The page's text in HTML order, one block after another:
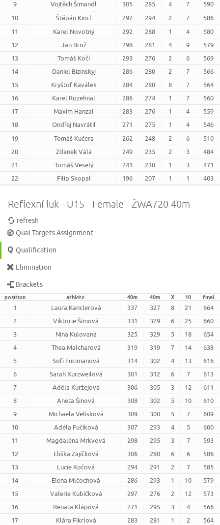
9
Vojtěch Šimandl 305 285 4 7
590
10
Štěpán Kincl 292 294 2 7
586
11
Karel Novotný 292 288 1 4
580
12
Jan Brož 298 281 4 9
579
13
Tomáš Kočí 293 276 2 6
569
14
Daniel Bizinskyj 286 280 2 7
566
15
Kryštof Kaválek 284 280 8 7
564
16
Karel Rozehnal 286 274 1 7
560
17
Maxim Hanzal 283 276 1 4
559
18
Ondřej Navrátil 271 275 1 4
546
19
Tomáš Kučera 262 248 2 6
510
20
Zdenek Vála 249 235 2 3
484
21
Tomáš Veselý 241 230 1 3
471
22
Filip Skopal 196 207 1 1 403
Reflexní luk - U15 - Female - ŽWA720 40m
refresh
Qual Targets Assignment
Qualification
Elimination
Brackets
position athlete 40m 40m X 10 final
1 Laura Kanclerová 337 327 8 21
664
2
Viktorie Šímová 331 329 6 25
660
3
Nina Kulovaná 325 329 5 18
654
4
Thea Malcharová 319 319 7 14
638
5
Sofi Fucimanová 314 302 4 13
616
6
Sarah Kurzweilová 301 312 6 7
613
7
Adéla Kuržejová 306 305 3 12
611
8
Aneta Šinová 308 302 5 10
610
9
Michaela Velísková 309 300 5 7
609
10
Adéla Fučíková 307 293 4 5
600
11
Magdaléna Mrkvová 298 295 3 7
593
12
Eliška Zajíčková 306 280 6 6
586
13
Lucie Kočová 294 291 2 7
585
14
Elena Mlčochová 286 293 1 10
579
15
Valerie Kubíčková 297 276 2 12
573
16
Renata Klápová 271 295 3 4
566
17
Klára Fikrlová 283 281 1 2
564